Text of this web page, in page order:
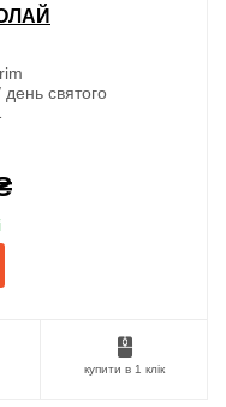
день святого
купити в 1 клік